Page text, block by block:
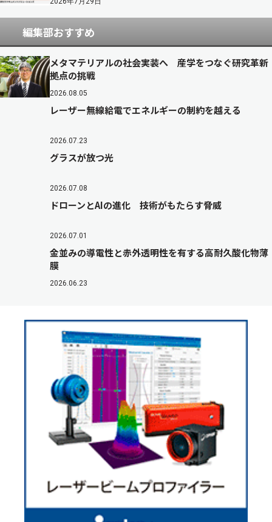
編集部おすすめ
メタマテリアルの社会実装へ 産学をつなぐ研究革新
拠点の挑戦
2026.08.05
レーザー無線給電でエネルギーの制約を越える
2026.07.23
グラスが放つ光
2026.07.08
ドローンとAIの進化 技術がもたらす脅威
2026.07.01
金並みの導電性と赤外透明性を有する高耐久酸化物薄
膜
2026.06.23